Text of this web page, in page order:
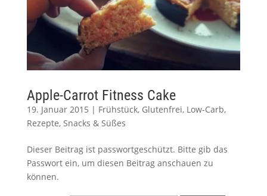
Apple-Carrot Fitness Cake
19. Januar 2015 | Frühstück, Glutenfrei, Low-Carb,
Rezepte, Snacks & Süßes
Dieser Beitrag ist passwortgeschützt. Bitte gib das
Passwort ein, um diesen Beitrag anschauen zu
können.